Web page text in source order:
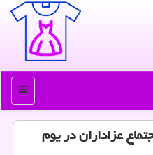
منو
عزاداران در یوم